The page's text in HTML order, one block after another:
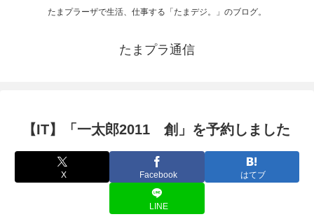
たまプラーザで生活、仕事する「たまデジ。」のブログ。
たまプラ通信
【IT】「一太郎2011 創」を予約しました
X Facebook はてブ
LINE